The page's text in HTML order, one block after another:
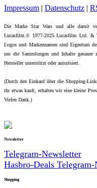
Impressum | Datenschutz |
Die Marke Star Wars und alle damit
Lucasfilm.© 1977-2025 Lucasfilm Ltd. &
Logos und Markennamen sind Eigentum
um die Sammlungen und Inhalte genauer
Hersteller unterstützt oder autorisiert.
(Durch den Einkauf über die Shopping-
ihr etwas kauft, erhalten wir eine kleine
Vielen Dank.)
Newsletter
Telegram-Newsletter
Hasbro-Deals
Shopping